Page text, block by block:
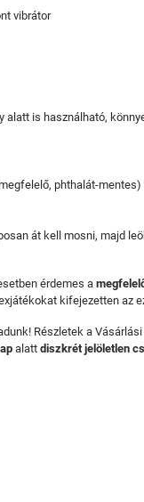
vibrátor
alatt is használható,
phthalát-mentes)
át kell mosni, majd
érdemes a
kifejezetten az
Részletek a
alatt diszkrét jelöletlen